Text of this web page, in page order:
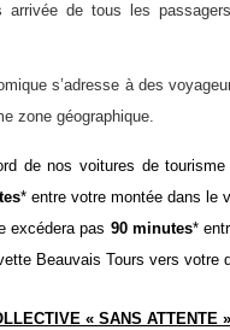
arrivée de tous les
s’adresse à des
zone géographique.
de nosvoitures de
* entre votre montée dans le
excédera pas 90 minutes*
Beauvais Tours vers votre
« SANS